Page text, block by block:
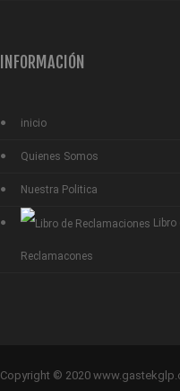
INFORMACIÓN
inicio
Quienes Somos
Nuestra Politica
Libro
Reclamacones
Copyright © 2020